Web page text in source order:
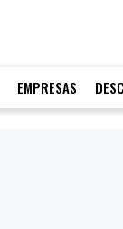
EMPRESAS